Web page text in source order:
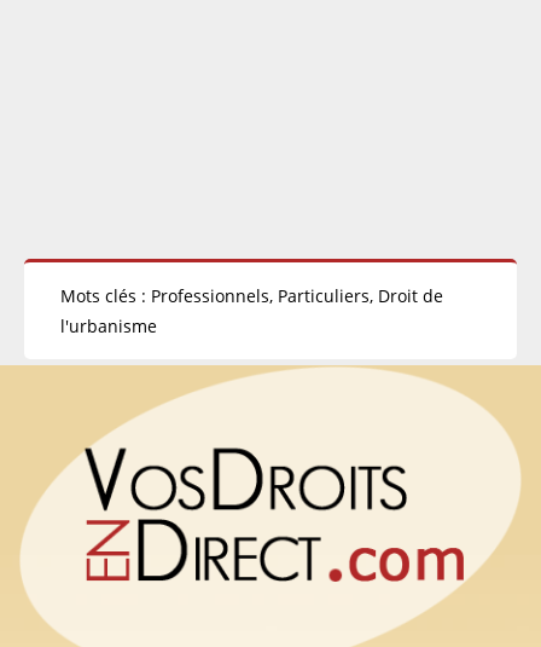
Mots clés : Professionnels, Particuliers, Droit de
l'urbanisme